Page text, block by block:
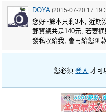
DOYA (2015-07-20
您好~餘本只剩3本, 近期
郵資總共是140元, 若要
發私噗給我, 會再給您匯
您必須登入 才可